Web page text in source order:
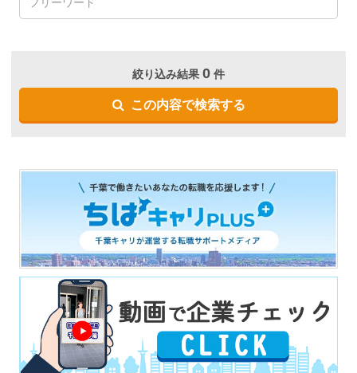
絞り込み結果 0 件
この内容で検索する